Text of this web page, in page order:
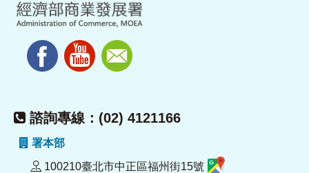
諮詢專線：(02) 4121166
署本部
100210臺北市中正區福州街15號